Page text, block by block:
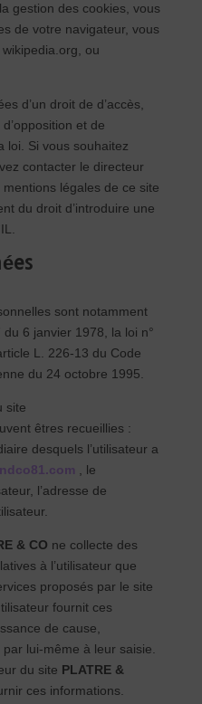
gestion des cookies, vous
de votre navigateur, vous
ou
d’un droit de d’accès,
et de
loi. Si vous souhaitez
contacter le directeur
légales de ce site
du droit d’introduire une
sont notamment
6 janvier 1978, la loi n°
L. 226-13 du Code
du 24 octobre 1995.
site
êtres recueillies :
desquels l’utilisateur a
, le
l’adresse de
& CO ne collecte des
à l’utilisateur que
proposés par le site
fournit ces
de cause,
lui-même à leur saisie.
du site PLATRE &
ces informations.